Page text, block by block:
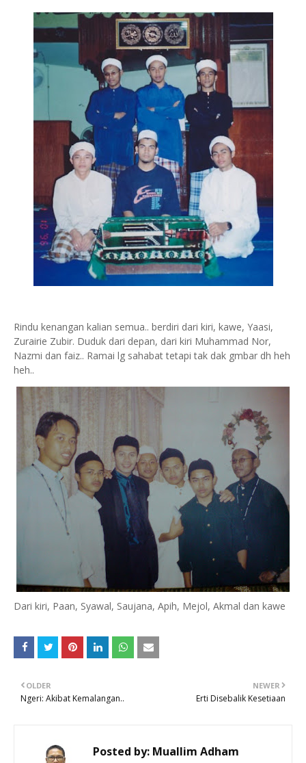
Rindu kenangan kalian semua.. berdiri dari kiri, kawe, Yaasi,
Zurairie Zubir. Duduk dari depan, dari kiri Muhammad Nor,
Nazmi dan faiz.. Ramai lg sahabat tetapi tak dak gmbar dh heh
heh..
Dari kiri, Paan, Syawal, Saujana, Apih, Mejol, Akmal dan kawe
NEWER
Erti Disebalik Kesetiaan
OLDER
Ngeri: Akibat Kemalangan..
Posted by: Muallim Adham